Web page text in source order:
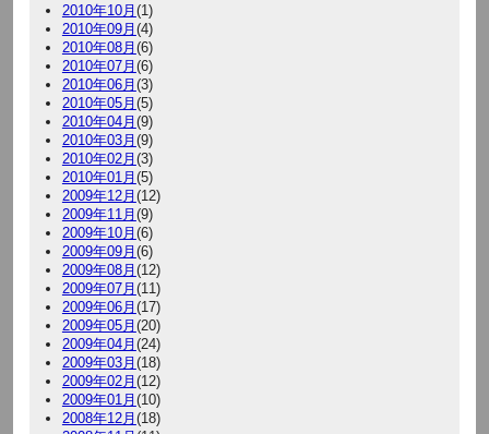
2010年10月 (1)
2010年09月 (4)
2010年08月 (6)
2010年07月 (6)
2010年06月 (3)
2010年05月 (5)
2010年04月 (9)
2010年03月 (9)
2010年02月 (3)
2010年01月 (5)
2009年12月 (12)
2009年11月 (9)
2009年10月 (6)
2009年09月 (6)
2009年08月 (12)
2009年07月 (11)
2009年06月 (17)
2009年05月 (20)
2009年04月 (24)
2009年03月 (18)
2009年02月 (12)
2009年01月 (10)
2008年12月 (18)